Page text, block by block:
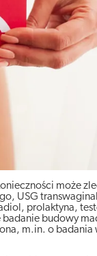
może
USG
prolaktyna,
budowy
m.in. o badania